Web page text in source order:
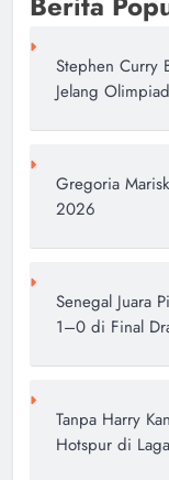
Stephen Curry
Jelang
Gregoria
2026
Senegal Juara
1–0 di Final
Tanpa Harry
Hotspur di